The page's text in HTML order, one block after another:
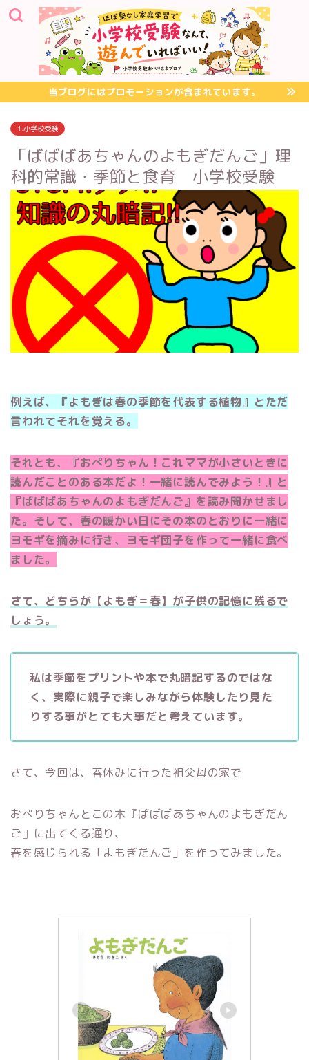
当ブログにはプロモーションが含まれています。
1.小学校受験
「ばばばあちゃんのよもぎだんご」理
科的常識・季節と食育 小学校受験
例えば、『よもぎは春の季節を代表する植物』とただ
言われてそれを覚える。
それとも、『おぺりちゃん！これママが小さいときに
読んだことのある本だよ！一緒に読んでみよう！』と
『ばばばあちゃんのよもぎだんご』を読み聞かせまし
た。そして、春の暖かい日にその本のとおりに一緒に
ヨモギを摘みに行き、ヨモギ団子を作って一緒に食べ
ました。
さて、どちらが【よもぎ＝春】が子供の記憶に残るで
しょう。
私は季節をプリントや本で丸暗記するのではな
く、実際に親子で楽しみながら体験したり見た
りする事がとても大事だと考えています。
さて、今回は、春休みに行った祖父母の家で
おぺりちゃんとこの本『ばばばあちゃんのよもぎだん
ご』に出てくる通り、
春を感じられる「よもぎだんご」を作ってみました。